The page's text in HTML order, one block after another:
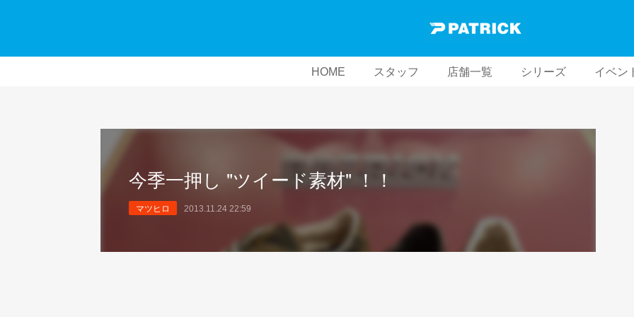
HOME スタッフ 店舗一覧 シリーズ イベン
今季一押し "ツイード素材" ！！
マツヒロ 2013.11.24 22:59